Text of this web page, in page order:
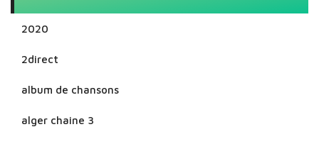
2020
2direct
album de chansons
alger chaine 3